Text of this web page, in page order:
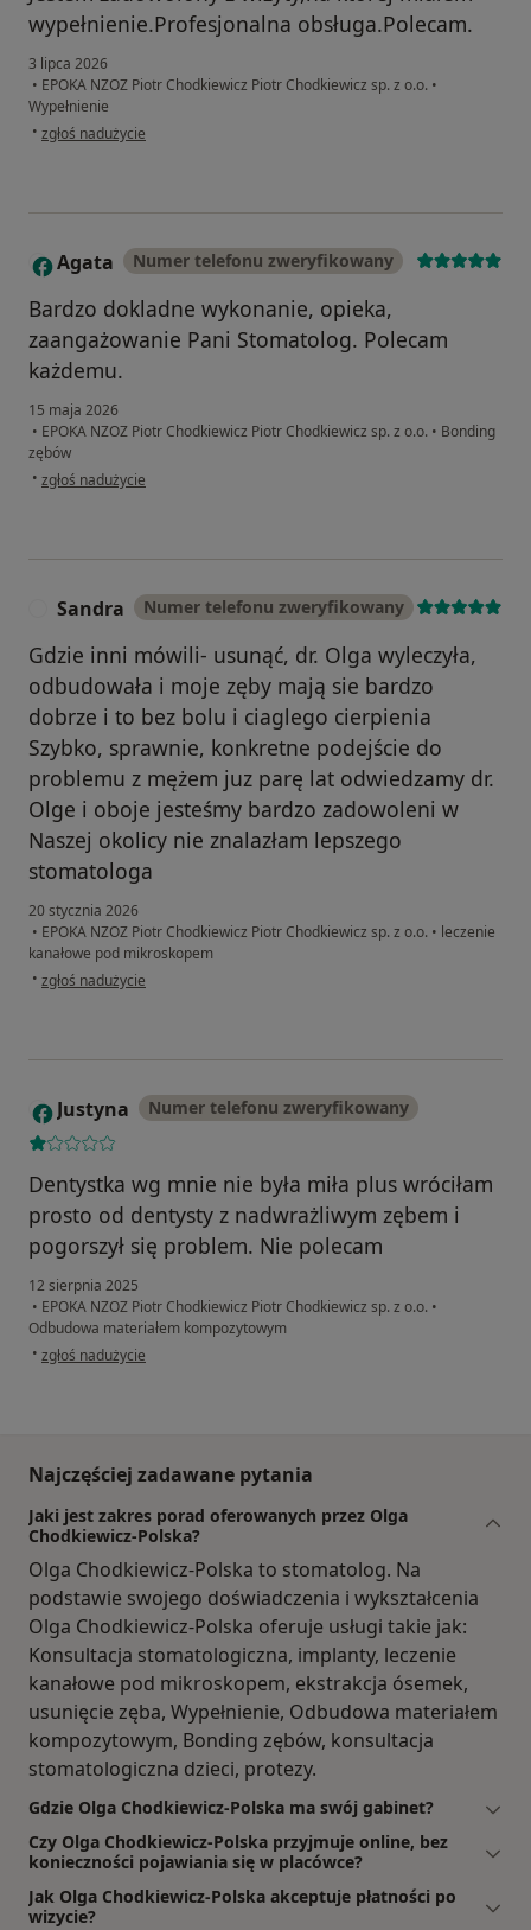
wypełnienie.Profesjonalna obsługa.Polecam.
3 lipca 2026
• EPOKA NZOZ Piotr Chodkiewicz Piotr Chodkiewicz sp. z o.o. •
Wypełnienie
• w opinii użytkownika Radosław B
zgłoś nadużycie
A Agata Numer telefonu zweryfikowany
Bardzo dokladne wykonanie, opieka,
zaangażowanie Pani Stomatolog. Polecam
każdemu.
15 maja 2026
• EPOKA NZOZ Piotr Chodkiewicz Piotr Chodkiewicz sp. z o.o. • Bonding
zębów
• w opinii użytkownika Agata
zgłoś nadużycie
Sandra Numer telefonu zweryfikowany
Gdzie inni mówili- usunąć, dr. Olga wyleczyła,
odbudowała i moje zęby mają sie bardzo
dobrze i to bez bolu i ciaglego cierpienia
Szybko, sprawnie, konkretne podejście do
problemu z mężem juz parę lat odwiedzamy dr.
Olge i oboje jesteśmy bardzo zadowoleni w
Naszej okolicy nie znalazłam lepszego
stomatologa
20 stycznia 2026
• EPOKA NZOZ Piotr Chodkiewicz Piotr Chodkiewicz sp. z o.o. • leczenie
kanałowe pod mikroskopem
• w opinii użytkownika Sandra
zgłoś nadużycie
J Justyna Numer telefonu zweryfikowany
Dentystka wg mnie nie była miła plus wróciłam
prosto od dentysty z nadwrażliwym zębem i
pogorszył się problem. Nie polecam
12 sierpnia 2025
• EPOKA NZOZ Piotr Chodkiewicz Piotr Chodkiewicz sp. z o.o. •
Odbudowa materiałem kompozytowym
• w opinii użytkownika Justyna
zgłoś nadużycie
Najczęściej zadawane pytania
Jaki jest zakres porad oferowanych przez Olga
Chodkiewicz-Polska?
Olga Chodkiewicz-Polska to stomatolog. Na
podstawie swojego doświadczenia i wykształcenia
Olga Chodkiewicz-Polska oferuje usługi takie jak:
Konsultacja stomatologiczna, implanty, leczenie
kanałowe pod mikroskopem, ekstrakcja ósemek,
usunięcie zęba, Wypełnienie, Odbudowa materiałem
kompozytowym, Bonding zębów, konsultacja
stomatologiczna dzieci, protezy.
Gdzie Olga Chodkiewicz-Polska ma swój gabinet?
Czy Olga Chodkiewicz-Polska przyjmuje online, bez
konieczności pojawiania się w placówce?
Jak Olga Chodkiewicz-Polska akceptuje płatności po
wizycie?